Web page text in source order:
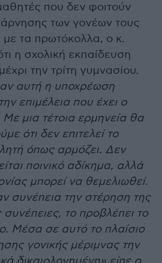
που δεν φοιτούν
των γονέων τους
τα πρωτόκολλα, ο κ.
η σχολική εκπαίδευση
την τρίτη γυμνασίου.
αν αυτή η υποχρέωση
επιμέλεια που έχει ο
μια τέτοια ερμηνεία θα
ότι δεν επιτελεί το
όπως αρμόζει. Δεν
ποινικό αδίκημα, αλλά
μπορεί να θεμελιωθεί.
συνέπεια την στέρηση της
συνέπειες, το προβλέπει το
Μέσα σε αυτό το πλαίσιο
γονικής μέριμνας την